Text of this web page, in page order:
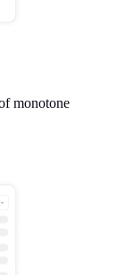
monotone